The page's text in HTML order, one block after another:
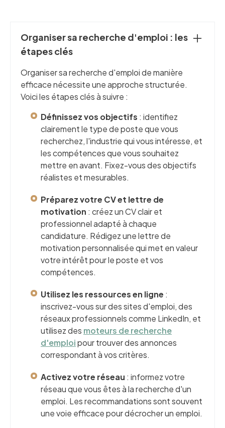
Organiser sa recherche d'emploi : les
étapes clés
Organiser sa recherche d'emploi de manière
efficace nécessite une approche structurée.
Voici les étapes clés à suivre :
Définissez vos objectifs : identifiez
clairement le type de poste que vous
recherchez, l'industrie qui vous intéresse, et
les compétences que vous souhaitez
mettre en avant. Fixez-vous des objectifs
réalistes et mesurables.
Préparez votre CV et lettre de
motivation : créez un CV clair et
professionnel adapté à chaque
candidature. Rédigez une lettre de
motivation personnalisée qui met en valeur
votre intérêt pour le poste et vos
compétences.
Utilisez les ressources en ligne :
inscrivez-vous sur des sites d'emploi, des
réseaux professionnels comme LinkedIn, et
utilisez des moteurs de recherche
d'emploipour trouver des annonces
correspondant à vos critères.
Activez votre réseau : informez votre
réseau que vous êtes à la recherche d'un
emploi. Les recommandations sont souvent
une voie efficace pour décrocher un emploi.